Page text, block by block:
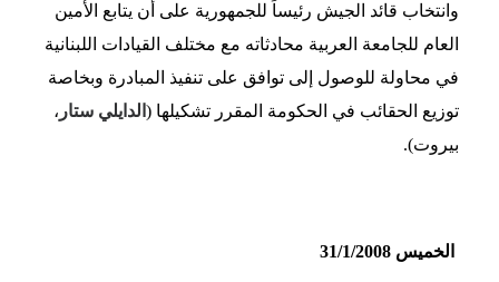
وانتخاب قائد الجيش رئيساً للجمهورية على أن يتابع الأمين
العام للجامعة العربية محادثاته مع مختلف القيادات اللبنانية
في محاولة للوصول إلى توافق على تنفيذ المبادرة وبخاصة
توزيع الحقائب في الحكومة المقرر تشكيلها ( الدايلي ستار ،
بيروت).
الخميس 31/1/2008